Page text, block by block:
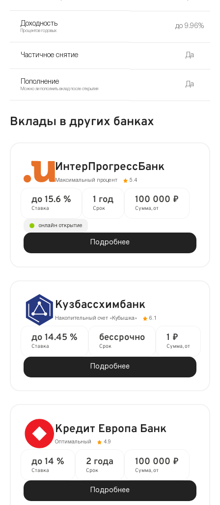
Доходность
Процентов годовых
до 9.96%
Частичное снятие Да
Пополнение
Можно ли пополнить вклад после открытия
Да
Вклады в других банках
ИнтерПрогрессБанк
Максимальный процент 5.4
до 15.6 %
Ставка
1 год
Срок
100 000 ₽
Сумма, от
Подробнее
онлайн открытие
Кузбассхимбанк
Накопительный счет «Кубышка» 6.1
до 14.45 %
Ставка
бессрочно
Срок
1 ₽
Сумма, от
Подробнее
Кредит Европа Банк
Оптимальный 4.9
до 14 %
Ставка
2 года
Срок
100 000 ₽
Сумма, от
Подробнее